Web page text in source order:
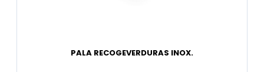
PALA RECOGEVERDURAS INOX.